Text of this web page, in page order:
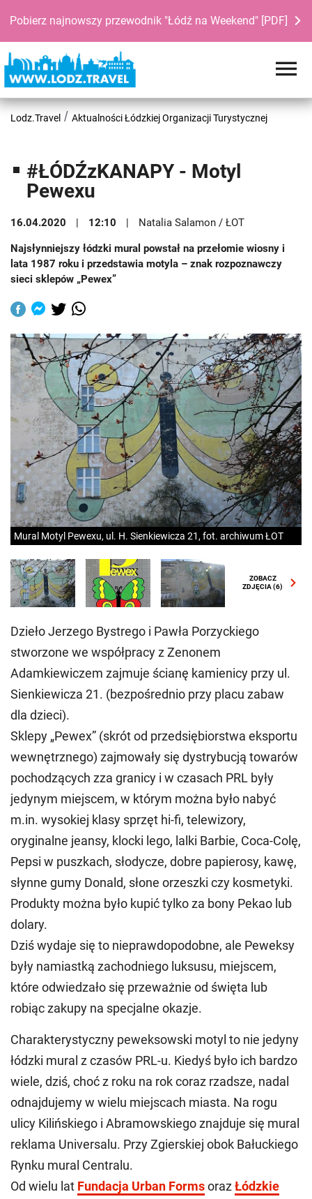
Pobierz najnowszy przewodnik "Łódź na Weekend" [PDF]
Lodz.Travel Aktualności Łódzkiej Organizacji Turystycznej
#ŁÓDŹzKANAPY - Motyl
Pewexu
16.04.2020 12:10 Natalia Salamon / ŁOT
Najsłynniejszy łódzki mural powstał na przełomie wiosny i
lata 1987 roku i przedstawia motyla – znak rozpoznawczy
sieci sklepów „Pewex”
Mural Motyl Pewexu, ul. H. Sienkiewicza 21, fot. archiwum ŁOT
ZOBACZ
ZDJĘCIA(6)
Dzieło Jerzego Bystrego i Pawła Porzyckiego
stworzone we współpracy z Zenonem
Adamkiewiczem zajmuje ścianę kamienicy przy ul.
Sienkiewicza 21. (bezpośrednio przy placu zabaw
dla dzieci).
Sklepy „Pewex” (skrót od przedsiębiorstwa eksportu
wewnętrznego) zajmowały się dystrybucją towarów
pochodzących zza granicy i w czasach PRL były
jedynym miejscem, w którym można było nabyć
m.in. wysokiej klasy sprzęt hi-fi, telewizory,
oryginalne jeansy, klocki lego, lalki Barbie, Coca-Colę,
Pepsi w puszkach, słodycze, dobre papierosy, kawę,
słynne gumy Donald, słone orzeszki czy kosmetyki.
Produkty można było kupić tylko za bony Pekao lub
dolary.
Dziś wydaje się to nieprawdopodobne, ale Peweksy
były namiastką zachodniego luksusu, miejscem,
które odwiedzało się przeważnie od święta lub
robiąc zakupy na specjalne okazje.
Charakterystyczny peweksowski motyl to nie jedyny
łódzki mural z czasów PRL-u. Kiedyś było ich bardzo
wiele, dziś, choć z roku na rok coraz rzadsze, nadal
odnajdujemy w wielu miejscach miasta. Na rogu
ulicy Kilińskiego i Abramowskiego znajduje się mural
reklama Universalu. Przy Zgierskiej obok Bałuckiego
Rynku mural Centralu.
Od wielu lat Fundacja Urban FormsorazŁódzkie